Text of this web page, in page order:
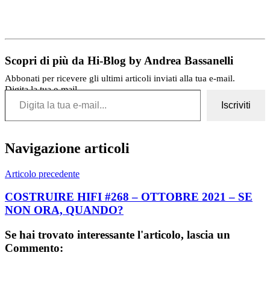
Scopri di più da Hi-Blog by Andrea Bassanelli
Abbonati per ricevere gli ultimi articoli inviati alla tua e-mail.
Digita la tua e-mail...
Iscriviti
Navigazione articoli
Articolo precedente
COSTRUIRE HIFI #268 – OTTOBRE 2021 – SE
NON ORA, QUANDO?
Se hai trovato interessante l'articolo, lascia un
Commento: